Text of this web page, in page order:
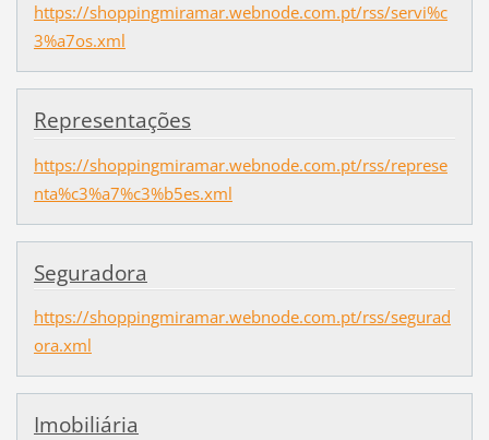
https://shoppingmiramar.webnode.com.pt/rss/servi%c
3%a7os.xml
Representações
https://shoppingmiramar.webnode.com.pt/rss/represe
nta%c3%a7%c3%b5es.xml
Seguradora
https://shoppingmiramar.webnode.com.pt/rss/segurad
ora.xml
Imobiliária